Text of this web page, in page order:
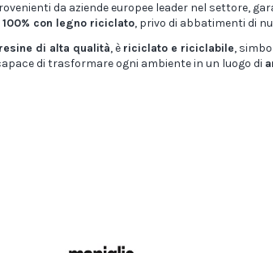
da aziende europee leader nel settore,
100% con legno riciclato, privo di abbatimenti di
di alta qualità, è riciclato e riciclabile,
di trasformare ogni ambiente in un luogo di